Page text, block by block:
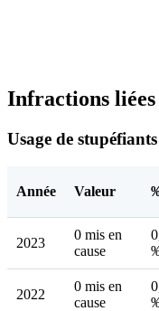
Infractions
Usage de stupéfiants
Année Valeur
2023
0 mis en
cause
2022
0 mis en
cause